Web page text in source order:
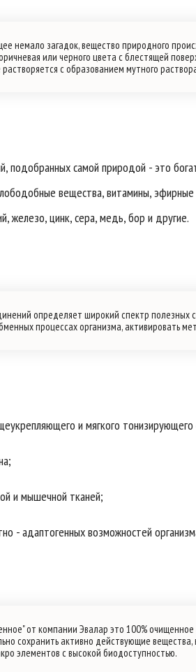
немало загадок, вещество природного
или черного цвета с блестящей
растворяется с образованием мутного
подобранных самой природой - это
вещества, витамины,
железо, цинк, сера, медь, бор и другие.
определяет широкий спектр полезных
процессах организма, активировать
и мягкого тонизирующего
и мышечной тканей;
- адаптогенных возможностей
от компании Эвалар это 100% очищенное
сохранить активно действующие
элементов с высокой биодоступностью.